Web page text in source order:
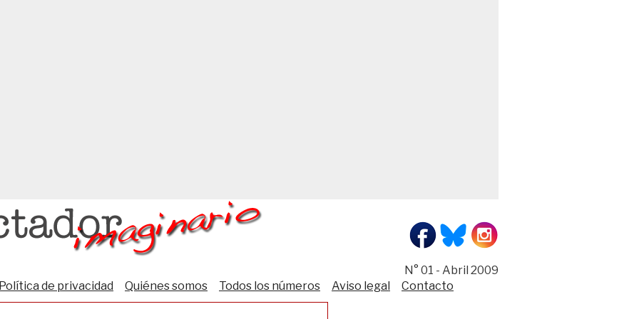
N° 01 - Abril 2009
Política de privacidad Quiénes somos Todos los números Aviso legal Contacto